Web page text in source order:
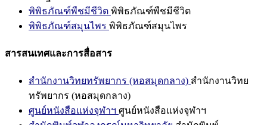
พิพิธภัณฑ์พืชมีชีวิต พิพิธภัณฑ์พืชมีชีวิต
พิพิธภัณฑ์สมุนไพร พิพิธภัณฑ์สมุนไพร
สารสนเทศและการสื่อสาร
สำนักงานวิทยทรัพยากร (หอสมุดกลาง) สำนักงานวิทย
ทรัพยากร (หอสมุดกลาง)
ศูนย์หนังสือแห่งจุฬาฯ ศูนย์หนังสือแห่งจุฬาฯ